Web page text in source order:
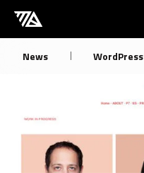
[M] mbdb [モバデビ]
News WordPress